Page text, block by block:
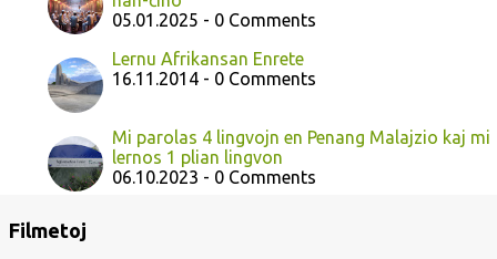
05.01.2025 - 0 Comments
Lernu Afrikansan Enrete
16.11.2014 - 0 Comments
Mi parolas 4 lingvojn en Penang Malajzio kaj mi
lernos 1 plian lingvon
06.10.2023 - 0 Comments
Filmetoj